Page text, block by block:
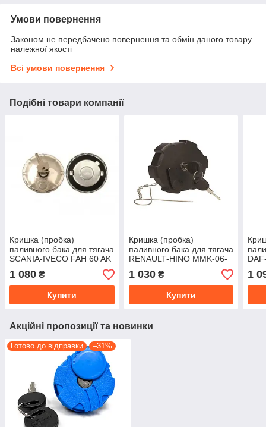
Умови повернення
Законом не передбачено повернення та обмін даного товару
належної якості
Всі умови повернення
Подібні товари компанії
Кришка (пробка)
паливного бака для тягача
SCANIA-IVECO FAH 60 AK
1 080 ₴
Купити
Кришка (пробка)
паливного бака для тягача
RENAULT-HINO MMK-06-
G
1 030₴
Купити
1
Акційні пропозиції та новинки
Готово до відправки –31%